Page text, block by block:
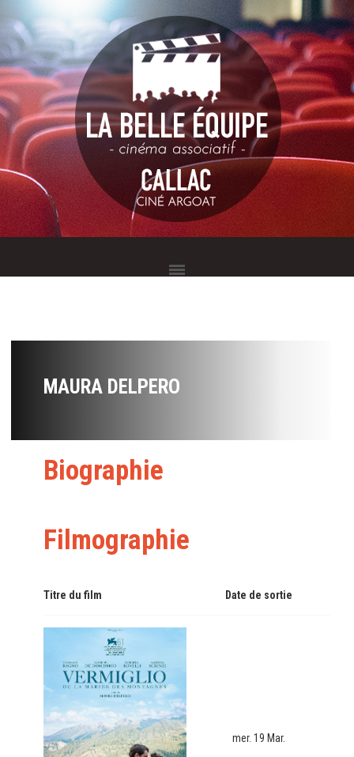
MAURA DELPERO
Biographie
Filmographie
Titre du film Date de sortie
mer. 19 Mar.